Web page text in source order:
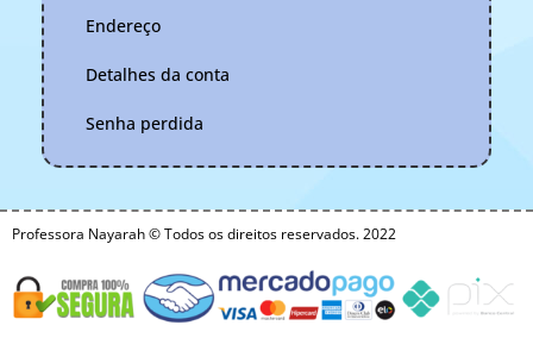
Endereço
Detalhes da conta
Senha perdida
Professora Nayarah © Todos os direitos reservados. 2022